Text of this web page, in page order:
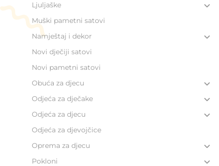
Ljuljaške
Muški pametni satovi
Namještaj i dekor
Novi dječiji satovi
Novi pametni satovi
Obuća za djecu
Odjeća za dječake
Odjeća za djecu
Odjeća za djevojčice
Oprema za djecu
Pokloni